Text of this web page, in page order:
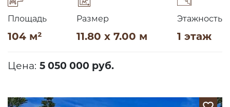
Площадь
104 м²
Размер
11.80 x 7.00 м
Этажность
1 этаж
Цена: 5 050 000 руб.